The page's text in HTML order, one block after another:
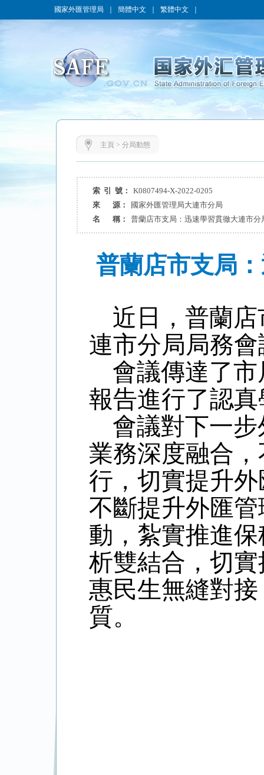
國家外匯管理局 簡體中文 繁體中文
主頁 > 分局動態
索 引 號：
K0807494-X-2022-0205
來 源：
國家外匯管理局大連市分局
名 稱：
普蘭店市支局：迅速學習貫徹大連市分
普蘭店市支局
近日，普蘭
連市分局局務
會議傳達了
報告進行了認
會議對下一
業務深度融合
行，切實提升
不斷提升外匯
動，紮實推進
析雙結合，切
惠民生無縫對
質。